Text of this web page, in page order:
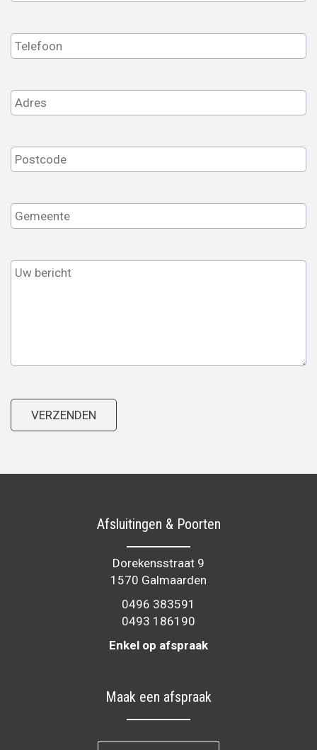
Afsluitingen & Poorten
Dorekensstraat 9
1570 Galmaarden
0496 383591
0493 186190
Enkel op afspraak
Maak een afspraak